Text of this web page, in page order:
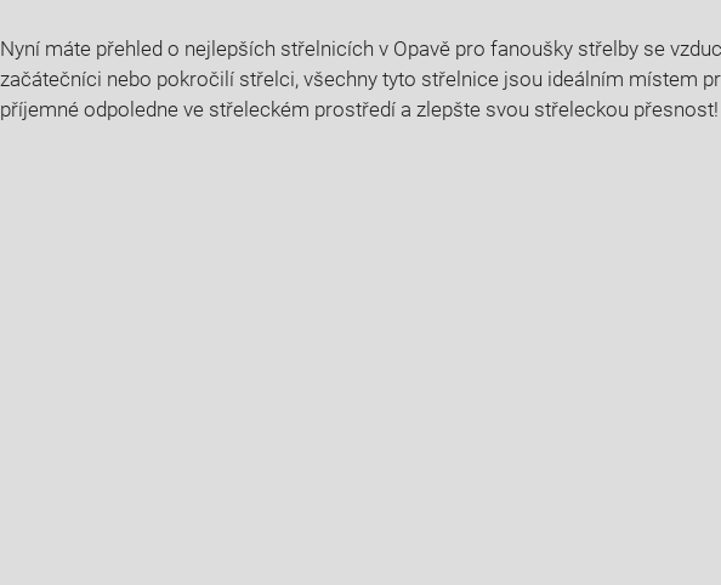
Nyní máte přehled o nejlepších střelnicích v Opavě pro fanoušky střelby se
začátečníci nebo pokročilí střelci, všechny tyto střelnice jsou ideálním místem
příjemné odpoledne ve střeleckém prostředí a zlepšte svou střeleckou přesnost!